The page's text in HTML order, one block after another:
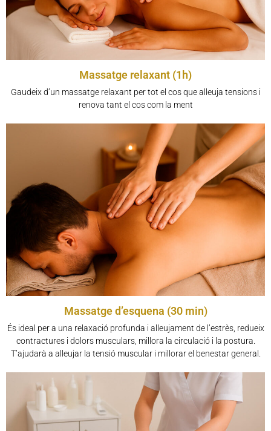
Massatge relaxant (1h)
Gaudeix d’un massatge relaxant per tot el cos que alleuja tensions i
renova tant el cos com la ment
Massatge d’esquena (30 min)
És ideal per a una relaxació profunda i alleujament de l’estrès, redueix
contractures i dolors musculars, millora la circulació i la postura.
T’ajudarà a alleujar la tensió muscular i millorar el benestar general.